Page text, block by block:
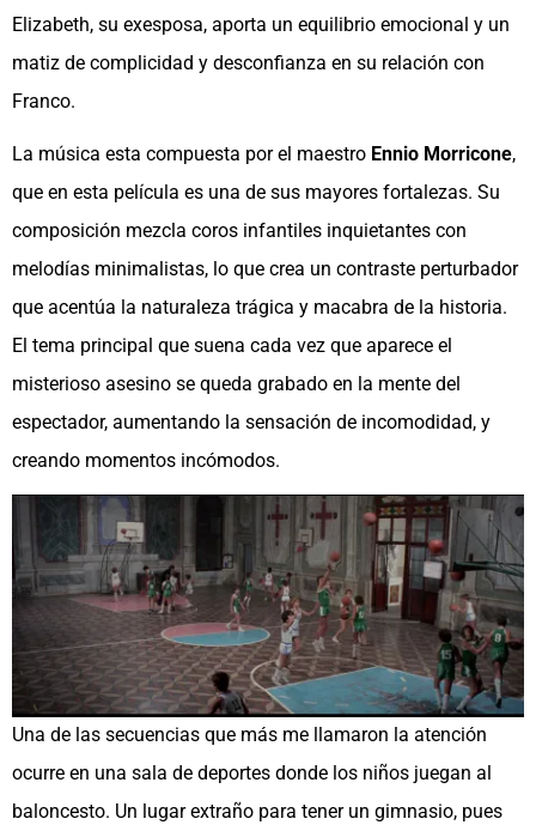
Elizabeth, su exesposa, aporta un equilibrio emocional y un
matiz de complicidad y desconfianza en su relación con
Franco.
La música esta compuesta por el maestro Ennio Morricone,
que en esta película es una de sus mayores fortalezas. Su
composición mezcla coros infantiles inquietantes con
melodías minimalistas, lo que crea un contraste perturbador
que acentúa la naturaleza trágica y macabra de la historia.
El tema principal que suena cada vez que aparece el
misterioso asesino se queda grabado en la mente del
espectador, aumentando la sensación de incomodidad, y
creando momentos incómodos.
Una de las secuencias que más me llamaron la atención
ocurre en una sala de deportes donde los niños juegan al
baloncesto. Un lugar extraño para tener un gimnasio, pues